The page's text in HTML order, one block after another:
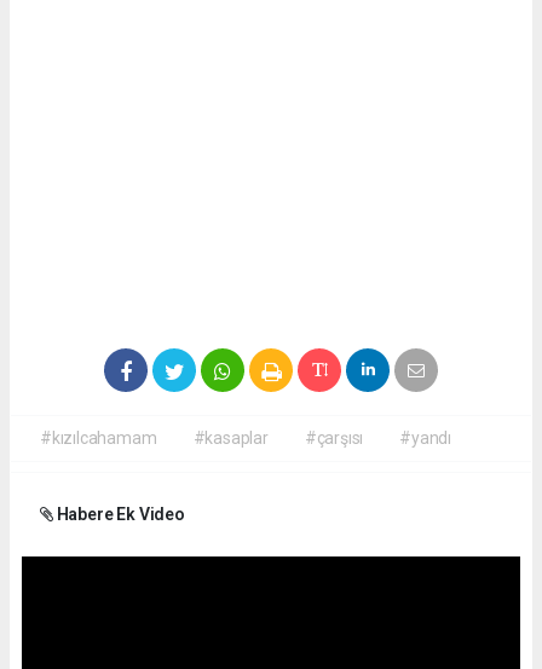
#kızılcahamam #kasaplar #çarşısı #yandı
Habere Ek Video